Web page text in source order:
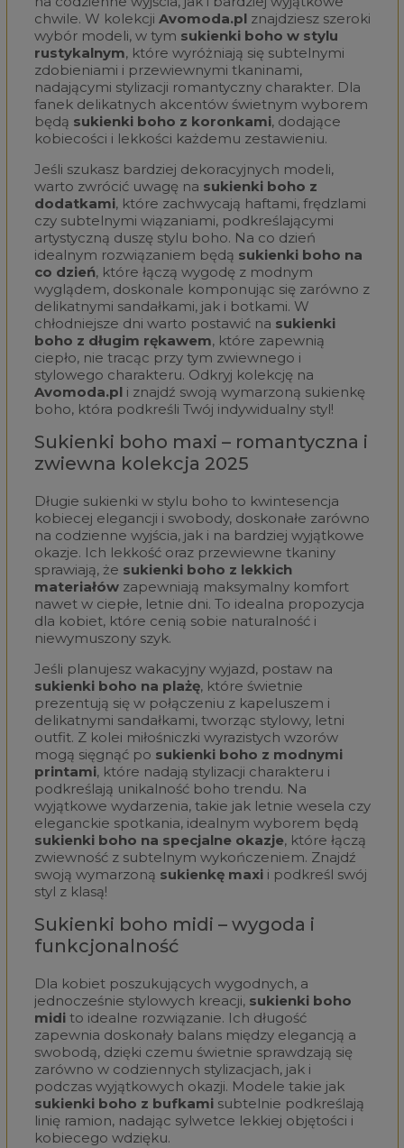
chwile. W kolekcji Avomoda.plznajdziesz szeroki
wybór modeli, w tym sukienki boho w stylu
rustykalnym, które wyróżniają się subtelnymi
zdobieniami i przewiewnymi tkaninami,
nadającymi stylizacji romantyczny charakter. Dla
fanek delikatnych akcentów świetnym wyborem
będą sukienki boho z koronkami, dodające
kobiecości i lekkości każdemu zestawieniu.
Jeśli szukasz bardziej dekoracyjnych modeli,
warto zwrócić uwagę na sukienki boho z
dodatkami, które zachwycają haftami, frędzlami
czy subtelnymi wiązaniami, podkreślającymi
artystyczną duszę stylu boho. Na co dzień
idealnym rozwiązaniem będą sukienki boho na
co dzień, które łączą wygodę z modnym
wyglądem, doskonale komponując się zarówno z
delikatnymi sandałkami, jak i botkami. W
chłodniejsze dni warto postawić na sukienki
boho z długim rękawem, które zapewnią
ciepło, nie tracąc przy tym zwiewnego i
stylowego charakteru. Odkryj kolekcję na
Avomoda.pli znajdź swoją wymarzoną sukienkę
boho, która podkreśli Twój indywidualny styl!
Sukienki boho maxi – romantyczna i
zwiewna kolekcja 2025
Długie sukienki w stylu boho to kwintesencja
kobiecej elegancji i swobody, doskonałe zarówno
na codzienne wyjścia, jak i na bardziej wyjątkowe
okazje. Ich lekkość oraz przewiewne tkaniny
sprawiają, że sukienki boho z lekkich
materiałówzapewniają maksymalny komfort
nawet w ciepłe, letnie dni. To idealna propozycja
dla kobiet, które cenią sobie naturalność i
niewymuszony szyk.
Jeśli planujesz wakacyjny wyjazd, postaw na
sukienki boho na plażę, które świetnie
prezentują się w połączeniu z kapeluszem i
delikatnymi sandałkami, tworząc stylowy, letni
outfit. Z kolei miłośniczki wyrazistych wzorów
mogą sięgnąć po sukienki boho z modnymi
printami, które nadają stylizacji charakteru i
podkreślają unikalność boho trendu. Na
wyjątkowe wydarzenia, takie jak letnie wesela czy
eleganckie spotkania, idealnym wyborem będą
sukienki boho na specjalne okazje, które łączą
zwiewność z subtelnym wykończeniem. Znajdź
swoją wymarzoną sukienkę maxii podkreśl swój
styl z klasą!
Sukienki boho midi – wygoda i
funkcjonalność
Dla kobiet poszukujących wygodnych, a
jednocześnie stylowych kreacji, sukienki boho
midito idealne rozwiązanie. Ich długość
zapewnia doskonały balans między elegancją a
swobodą, dzięki czemu świetnie sprawdzają się
zarówno w codziennych stylizacjach, jak i
podczas wyjątkowych okazji. Modele takie jak
sukienki boho z bufkamisubtelnie podkreślają
linię ramion, nadając sylwetce lekkiej objętości i
kobiecego wdzięku.